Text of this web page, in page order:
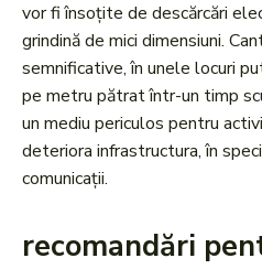
vor fi însoțite de descărcări
grindină de mici dimensiuni.
semnificative, în unele locuri
pe metru pătrat într-un timp
un mediu periculos pentru
deteriora infrastructura, în
comunicații.
recomandări